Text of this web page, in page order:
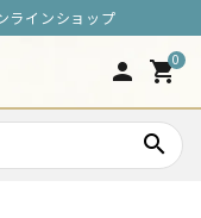
ラインショップ
person 0
shopping_cart
search